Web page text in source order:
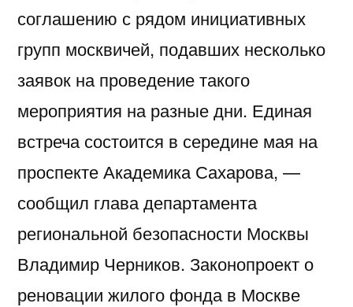
соглашению с рядом инициативных
групп москвичей, подавших несколько
заявок на проведение такого
мероприятия на разные дни. Единая
встреча состоится в середине мая на
проспекте Академика Сахарова, —
сообщил глава департамента
региональной безопасности Москвы
Владимир Черников. Законопроект о
реновации жилого фонда в Москве